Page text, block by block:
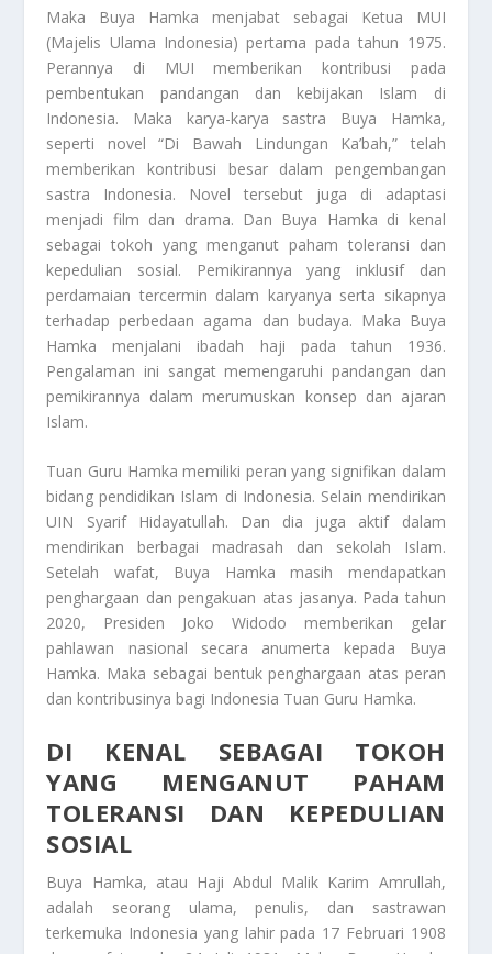
Maka Buya Hamka menjabat sebagai Ketua MUI
(Majelis Ulama Indonesia) pertama pada tahun 1975.
Perannya di MUI memberikan kontribusi pada
pembentukan pandangan dan kebijakan Islam di
Indonesia. Maka karya-karya sastra Buya Hamka,
seperti novel “Di Bawah Lindungan Ka’bah,” telah
memberikan kontribusi besar dalam pengembangan
sastra Indonesia. Novel tersebut juga di adaptasi
menjadi film dan drama. Dan Buya Hamka di kenal
sebagai tokoh yang menganut paham toleransi dan
kepedulian sosial. Pemikirannya yang inklusif dan
perdamaian tercermin dalam karyanya serta sikapnya
terhadap perbedaan agama dan budaya. Maka Buya
Hamka menjalani ibadah haji pada tahun 1936.
Pengalaman ini sangat memengaruhi pandangan dan
pemikirannya dalam merumuskan konsep dan ajaran
Islam.
Tuan Guru Hamka memiliki peran yang signifikan dalam
bidang pendidikan Islam di Indonesia. Selain mendirikan
UIN Syarif Hidayatullah. Dan dia juga aktif dalam
mendirikan berbagai madrasah dan sekolah Islam.
Setelah wafat, Buya Hamka masih mendapatkan
penghargaan dan pengakuan atas jasanya. Pada tahun
2020, Presiden Joko Widodo memberikan gelar
pahlawan nasional secara anumerta kepada Buya
Hamka. Maka sebagai bentuk penghargaan atas peran
dan kontribusinya bagi Indonesia Tuan Guru Hamka.
DI KENAL SEBAGAI TOKOH
YANG MENGANUT PAHAM
TOLERANSI DAN KEPEDULIAN
SOSIAL
Buya Hamka, atau Haji Abdul Malik Karim Amrullah,
adalah seorang ulama, penulis, dan sastrawan
terkemuka Indonesia yang lahir pada 17 Februari 1908